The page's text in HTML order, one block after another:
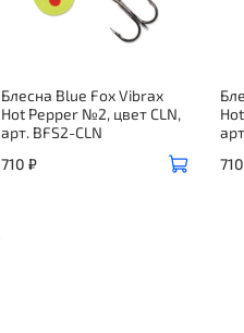
Блесна Blue Fox Vibrax
Hot Pepper №2, цвет CLN,
арт. BFS2-CLN
710 ₽